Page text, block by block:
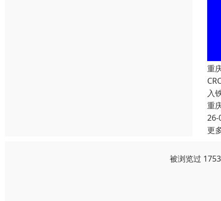
重
入
重
26-
更
被浏览过